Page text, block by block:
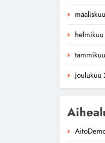
joulukuu